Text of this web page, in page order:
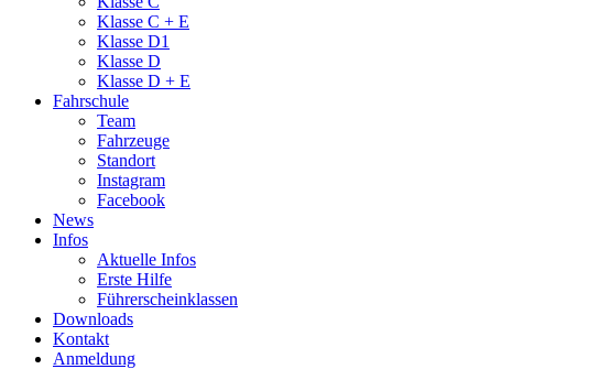
Klasse C + E
Klasse D1
Klasse D
Klasse D + E
Fahrschule
Team
Fahrzeuge
Standort
Instagram
Facebook
News
Infos
Aktuelle Infos
Erste Hilfe
Führerscheinklassen
Downloads
Kontakt
Anmeldung